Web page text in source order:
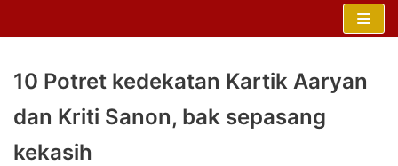
10 Potret kedekatan Kartik Aaryan
dan Kriti Sanon, bak sepasang
kekasih